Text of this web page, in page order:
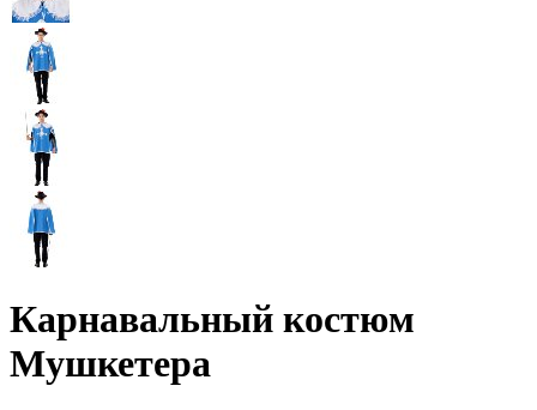
Карнавальный костюм
Мушкетера